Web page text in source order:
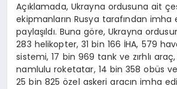
Açıklamada, Ukrayna ordusuna ait
ekipmanların Rusya tarafından imha
paylaşıldı. Buna göre, Ukrayna
283 helikopter, 31 bin 166 İHA, 579
sistemi, 17 bin 969 tank ve zırhlı
namlulu roketatar, 14 bin 358 obüs
25 bin 825 özel askeri aracın imha